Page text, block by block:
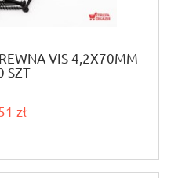
VIS 4,2X70MM
SZT
zł